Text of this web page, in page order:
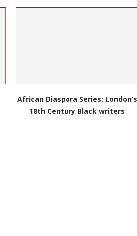
African Diaspora Series: London’s
18th Century Black writers